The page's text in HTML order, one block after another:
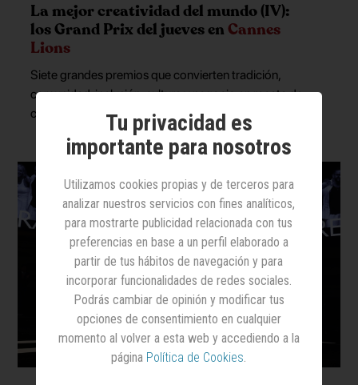
La mejor creatividad del mundo (IV):
los Grand Prix del jueves enCannes
Lions
Siete grandes premios que convierten tradición,
comunidad, inclusión, cultura y negocio en receta de
crecimiento para las marcasTu privacidad es
importante para nosotros
Utilizamos cookies propias y de terceros para
analizar nuestros servicios con fines analíticos,
para mostrarte publicidad relacionada con tus
preferencias en base a un perfil elaborado a
partir de tus hábitos de navegación y para
incorporar funcionalidades de redes sociales.
Podrás cambiar de opinión y modificar tus
opciones de consentimiento en cualquier
momento al volver a esta web y accediendo a la
página Política de Cookies.